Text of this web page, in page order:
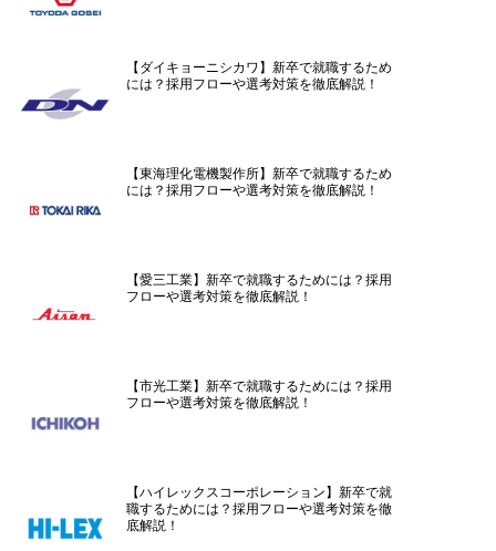
【ダイキョーニシカワ】新卒で就職するため
には？採用フローや選考対策を徹底解説！
【東海理化電機製作所】新卒で就職するため
には？採用フローや選考対策を徹底解説！
【愛三工業】新卒で就職するためには？採用
フローや選考対策を徹底解説！
【市光工業】新卒で就職するためには？採用
フローや選考対策を徹底解説！
【ハイレックスコーポレーション】新卒で就
職するためには？採用フローや選考対策を徹
底解説！